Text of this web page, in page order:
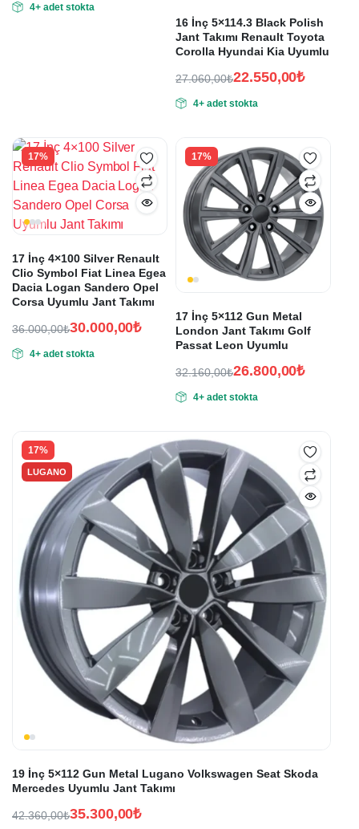
fiyat:
andaki
4+ adet stokta
16 İnç 5×114.3 Black Polish
Jant Takımı Renault Toyota
Corolla Hyundai Kia Uyumlu
27.060,00₺
fiyat:
22.550,00₺
andaki
22.550,00₺.
4+ adet stokta
17%
17 İnç 4×100 Silver Renault
Clio Symbol Fiat Linea Egea
Dacia Logan Sandero Opel
Corsa Uyumlu Jant Takımı
36.000,00₺
fiyat:
30.000,00₺
andaki
4+ adet stokta
17%
17 İnç 5×112 Gun Metal
London Jant Takımı Golf
Passat Leon Uyumlu
32.160,00₺
fiyat:
26.800,00₺
andaki
26.800,00₺.
4+ adet stokta
17%
LUGANO
19 İnç 5×112 Gun Metal Lugano Volkswagen Seat Skoda
Mercedes Uyumlu Jant Takımı
42.360,00₺35.300,00₺